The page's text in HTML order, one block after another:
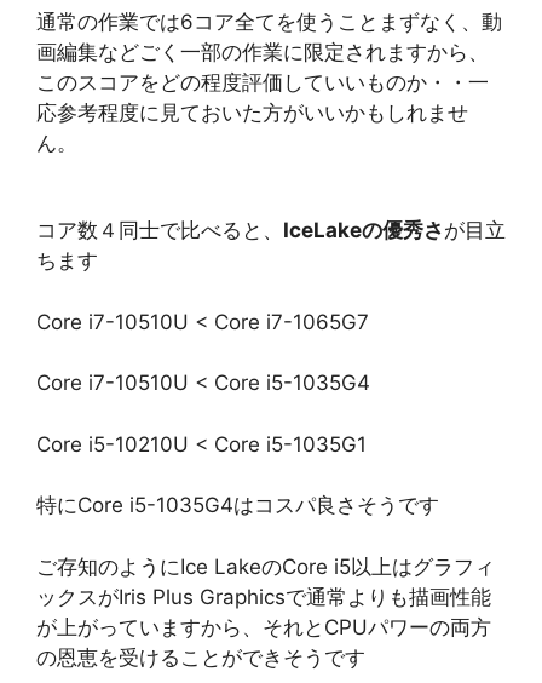
通常の作業では6コア全てを使うことまずなく、動
画編集などごく一部の作業に限定されますから、
このスコアをどの程度評価していいものか・・一
応参考程度に見ておいた方がいいかもしれませ
ん。
コア数４同士で比べると、 IceLakeの優秀さ が目立
ちます
Core i7-10510U < Core i7-1065G7
Core i7-10510U < Core i5-1035G4
Core i5-10210U < Core i5-1035G1
特にCore i5-1035G4はコスパ良さそうです
ご存知のようにIce LakeのCore i5以上はグラフィ
ックスがIris Plus Graphicsで通常よりも描画性能
が上がっていますから、それとCPUパワーの両方
の恩恵を受けることができそうです